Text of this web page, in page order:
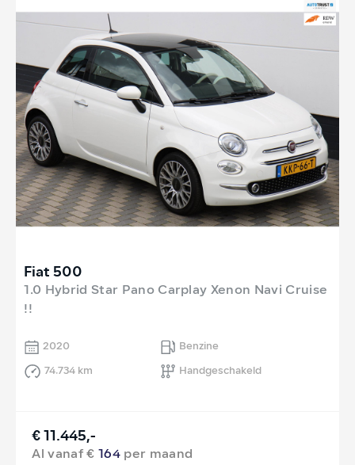
Fiat 500
1.0 Hybrid Star Pano Carplay Xenon Navi Cruise
!!
2020
Benzine
74.734 km
Handgeschakeld
€ 11.445,-
Al vanaf €164 per maand